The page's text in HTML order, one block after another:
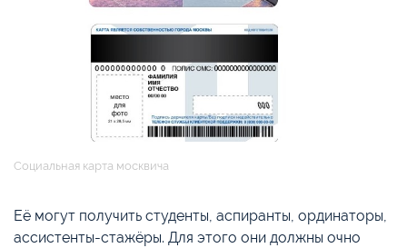
Социальная карта москвича
Её могут получить студенты, аспиранты, ординаторы,
ассистенты-стажёры. Для этого они должны очно